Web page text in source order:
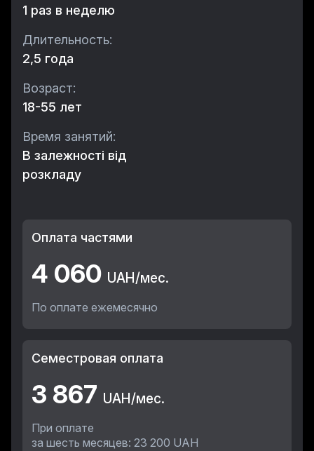
1 раз в неделю
Длительность:
2,5 года
Возраст:
18-55 лет
Время занятий:
В залежності від
розкладу
Оплата частями
4 060 UAH/мес.
По оплате ежемесячно
Семестровая оплата
3 867 UAH/мес.
При оплате
за шесть месяцев: 23 200 UAH